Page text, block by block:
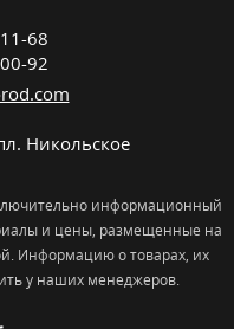
68
92
Никольcкое
информационный
и цены, размещенные на
Информацию о товарах, их
у наших менеджеров.